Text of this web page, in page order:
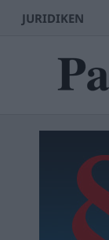
JURIDIKEN